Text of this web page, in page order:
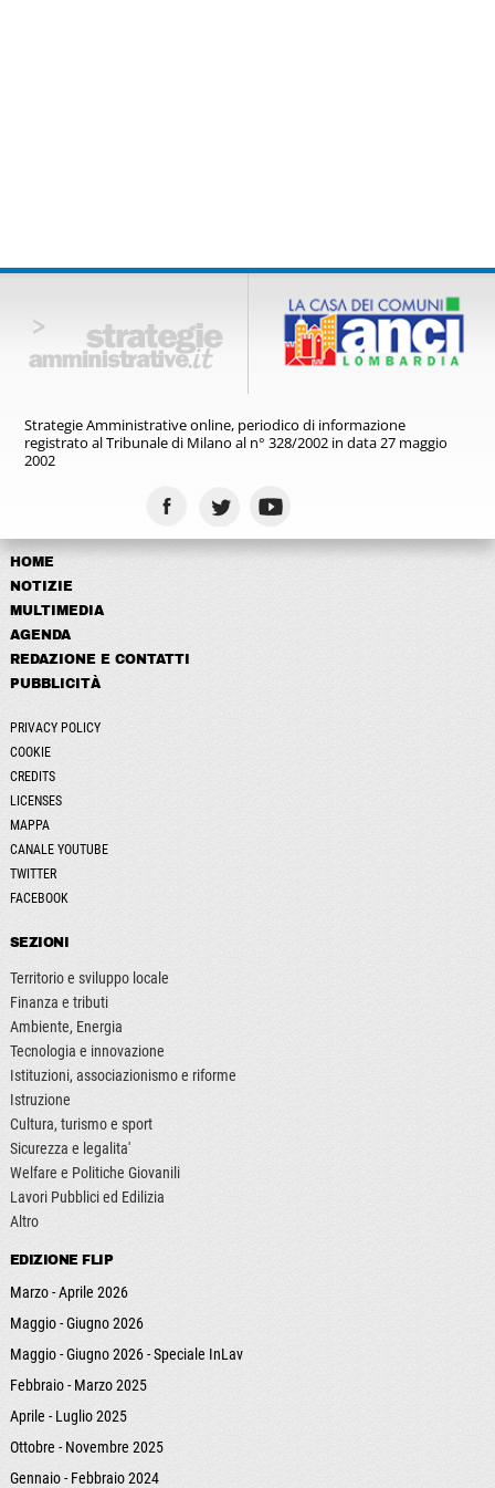
Strategie Amministrative online, periodico di informazione
registratoal Tribunale di Milano al n° 328/2002 in data 27 maggio
2002
HOME
NOTIZIE
MULTIMEDIA
AGENDA
REDAZIONE E CONTATTI
PUBBLICITÀ
PRIVACY POLICY
COOKIE
CREDITS
LICENSES
MAPPA
CANALE YOUTUBE
TWITTER
FACEBOOK
SEZIONI
Territorio e sviluppo locale
Finanza e tributi
Ambiente, Energia
Tecnologia e innovazione
Istituzioni, associazionismo e riforme
Istruzione
Cultura, turismo e sport
Sicurezza e legalita'
Welfare e Politiche Giovanili
Lavori Pubblici ed Edilizia
Altro
EDIZIONE FLIP
Marzo - Aprile 2026
Maggio - Giugno 2026
Maggio - Giugno 2026 - Speciale InLav
Febbraio - Marzo 2025
Aprile - Luglio 2025
Ottobre - Novembre 2025
Gennaio - Febbraio 2024